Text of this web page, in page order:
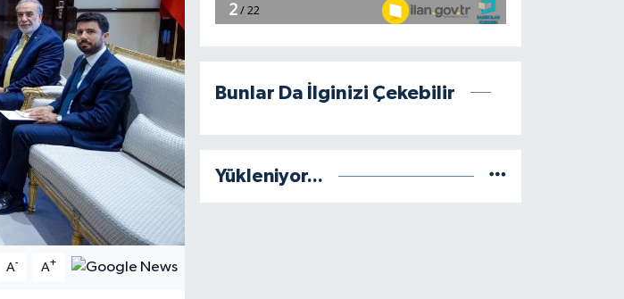
A- A+
Bunlar Da İlginizi Çekebilir
Yükleniyor...